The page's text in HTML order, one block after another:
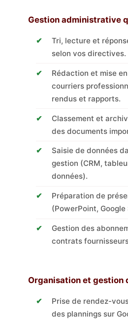
Gestion administrative
Tri, lecture et
selon vos directives.
Rédaction et mise
courriers
rendus et rapports.
Classement et
des documents
Saisie de données
gestion (CRM,
données).
Préparation de
(PowerPoint,
Gestion des
contrats
Organisation et gestion
Prise de rendez-
des plannings sur